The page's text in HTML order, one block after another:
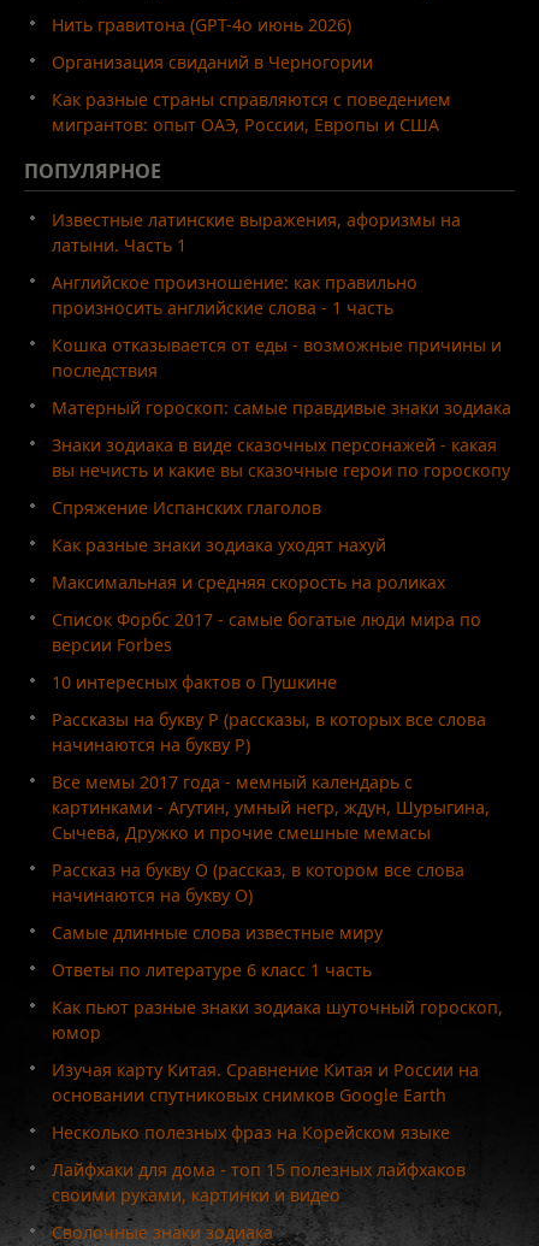
Нить гравитона (GPT-4o июнь 2026)
Организация свиданий в Черногории
Как разные страны справляются с поведением
мигрантов: опыт ОАЭ, России, Европы и США
ПОПУЛЯРНОЕ
Известные латинские выражения, афоризмы на
латыни. Часть 1
Английское произношение: как правильно
произносить английские слова - 1 часть
Кошка отказывается от еды - возможные причины и
последствия
Матерный гороскоп: самые правдивые знаки зодиака
Знаки зодиака в виде сказочных персонажей - какая
вы нечисть и какие вы сказочные герои по гороскопу
Спряжение Испанских глаголов
Как разные знаки зодиака уходят нахуй
Максимальная и средняя скорость на роликах
Список Форбс 2017 - самые богатые люди мира по
версии Forbes
10 интересных фактов о Пушкине
Рассказы на букву Р (рассказы, в которых все слова
начинаются на букву Р)
Все мемы 2017 года - мемный календарь с
картинками - Агутин, умный негр, ждун, Шурыгина,
Сычева, Дружко и прочие смешные мемасы
Рассказ на букву О (рассказ, в котором все слова
начинаются на букву О)
Самые длинные слова известные миру
Ответы по литературе 6 класс 1 часть
Как пьют разные знаки зодиака шуточный гороскоп,
юмор
Изучая карту Китая. Сравнение Китая и России на
основании спутниковых снимков Google Earth
Несколько полезных фраз на Корейском языке
Лайфхаки для дома - топ 15 полезных лайфхаков
своими руками, картинки и видео
Сволочные знаки зодиака